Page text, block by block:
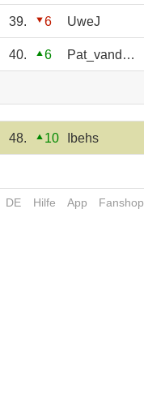
39. 6 UweJ
40. 6 Pat_vandeWald
48. 10 Ibehs
DE Hilfe App Fanshop